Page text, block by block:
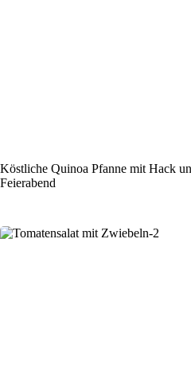
Köstliche Quinoa Pfanne mit Hack
Feierabend